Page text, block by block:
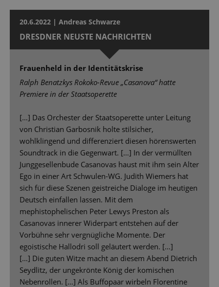
20.6.2022 | Andreas Schwarze
DRESDNER NEUSTE NACHRICHTEN
Frauenheld in der Identitätskrise
Ralph Benatzkys Rokoko-Revue „Casanova“ hatte
Premiere in der Staatsoperette
[…] Das Orchester der Staatsoperette unter Leitung
von Christian Garbosnik holte stilsicher,
wohlklingend und differenziert diesen hörenswerten
Soundtrack in die Gegenwart. […] In der vermüllten
Junggesellenbude Casanovas haust mit ihm sein Alter
Ego in einer Art Schwulen-WG. Judith Wiemers hat
sich für diese Szenen geistreiche Dialoge im heutigen
Deutsch einfallen lassen. Mit dem
mephistophelischen Peter Lewys Preston als
Casanovas innerer Widerpart entstehen auf der
Vorbühne sehr vergnügliche Momente. Der
egoistische Hallodri soll geläutert werden. […]
[…] Die guten Witze macht an diesem Abend Dietrich
Seydlitz, der ungekrönte König der komischen
Nebenrollen. […] Als Buffopaar wirbeln Florentine